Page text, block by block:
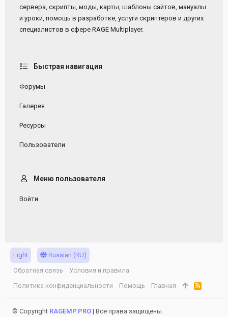
сервера, скрипты, моды, карты, шаблоны сайтов, мануалы
и уроки, помощь в разработке, услуги скриптеров и других
специалистов в сфере RAGE Multiplayer.
Быстрая навигация
Форумы
Галерея
Ресурсы
Пользователи
Меню пользователя
Войти
Light
Russian (RU)
Обратная связь
Условия и правила
Политика конфиденциальности
Помощь Главная
R
S
S
© Copyright RAGEMP.PRO | Все права защищены.